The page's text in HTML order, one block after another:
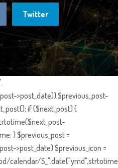
Twitter
>post_date)).$previous_post-
if ($next_post) {
} $previous_post =
>post_date) $previous_icon =
calendar/